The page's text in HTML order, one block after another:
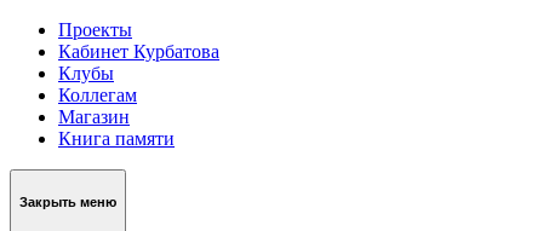
Проекты
Кабинет Курбатова
Клубы
Коллегам
Магазин
Книга памяти
Закрыть меню